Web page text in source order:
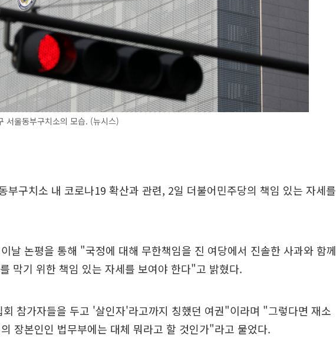
서울동부구치소의 모습. (뉴시스)
부구치소 내 코로나19 확산과 관련, 2일 더불어민주당의 책임 있는 자세를
날 논평을 통해 "국정에 대해 무한책임을 진 여당에서 진솔한 사과와 함께
막기 위한 책임 있는 자세를 보여야 한다"고 밝혔다.
참가자들을 두고 '살인자'라고까지 칭했던 여권"이라며 "그렇다면 재소
장본인인 법무부에는 대체 뭐라고 할 것인가"라고 물었다.